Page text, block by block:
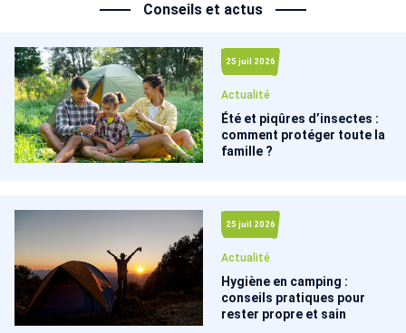
Conseils et actus
25 juil 2026
Actualité
Été et piqûres d’insectes :
comment protéger toute la
famille ?
25 juil 2026
Actualité
Hygiène en camping :
conseils pratiques pour
rester propre et sain